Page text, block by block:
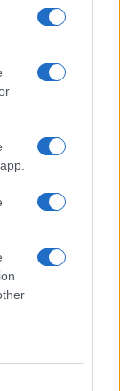
Actualidad,
las noticias sobre
ocuparemos de
de terceros.
por
reservados.
independientes